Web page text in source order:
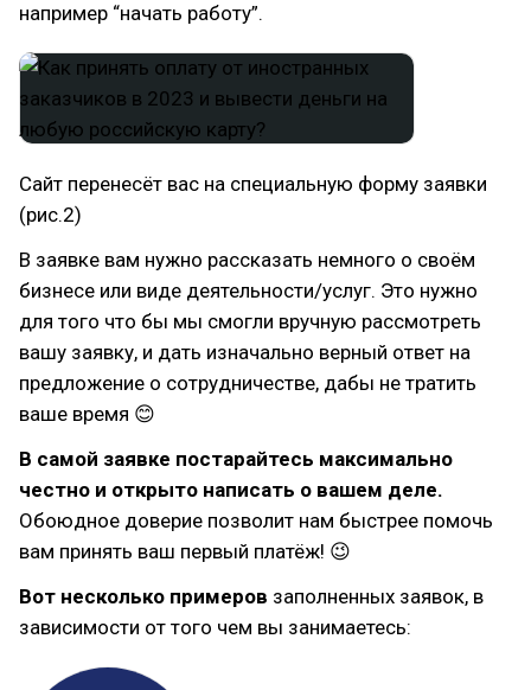
например “начать работу”.
Сайт перенесёт вас на специальную форму заявки
(рис.2)
В заявке вам нужно рассказать немного о своём
бизнесе или виде деятельности/услуг. Это нужно
для того что бы мы смогли вручную рассмотреть
вашу заявку, и дать изначально верный ответ на
предложение о сотрудничестве, дабы не тратить
ваше время 😊
В самой заявке постарайтесь максимально
честно и открыто написать о вашем деле.
Обоюдное доверие позволит нам быстрее помочь
вам принять ваш первый платёж! 😉
Вот несколько примеров заполненных заявок, в
зависимости от того чем вы занимаетесь: